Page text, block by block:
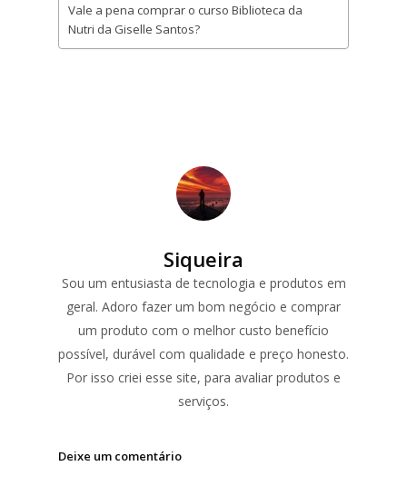
Vale a pena comprar o curso Biblioteca da
Nutri da Giselle Santos?
Siqueira
Sou um entusiasta de tecnologia e produtos em
geral. Adoro fazer um bom negócio e comprar
um produto com o melhor custo benefício
possível, durável com qualidade e preço honesto.
Por isso criei esse site, para avaliar produtos e
serviços.
Deixe um comentário